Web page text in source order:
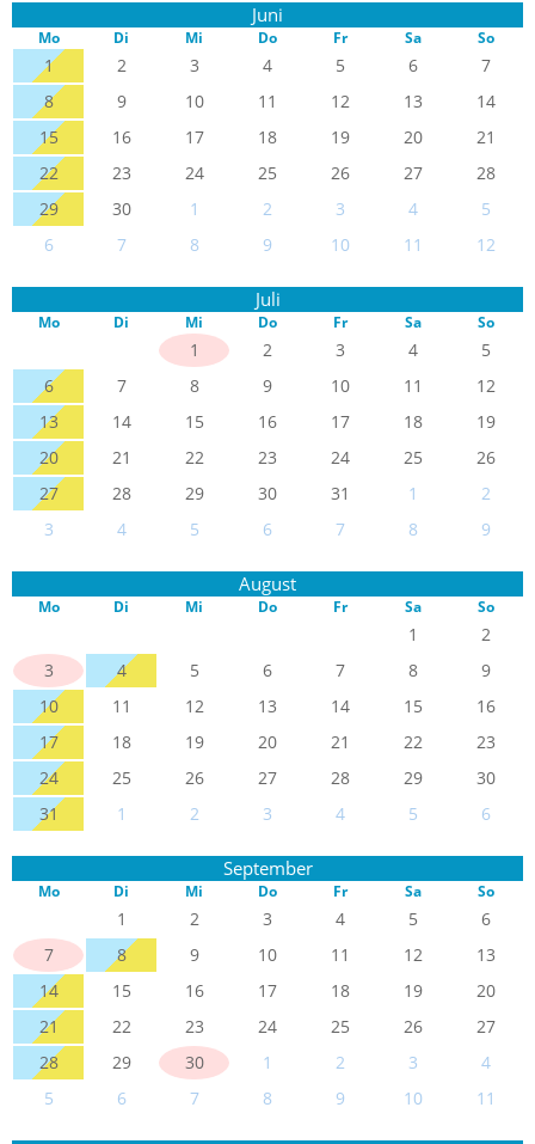
Juni
Mo Di Mi Do Fr Sa So
1 2 3 4 5 6
7
8
9 10 11 12 13
14
15
16 17 18 19 20
21
22
23 24 25 26 27
28
29
30 1 2 3 4
5
6
7 8 9 10 11 12
Juli
Mo Di Mi Do Fr Sa So
1 2 3 4
5
6
7 8 9 10 11
12
13
14 15 16 17 18
19
20
21 22 23 24 25
26
27
28 29 30 31 1
2
3
4 5 6 7 8 9
August
Mo Di Mi Do Fr Sa So
1
2
3
4 5 6 7 8
9
10
11 12 13 14 15
16
17
18 19 20 21 22
23
24
25 26 27 28 29
30
31
1 2 3 4 5 6
September
Mo Di Mi Do Fr Sa So
1 2 3 4 5
6
7
8 9 10 11 12
13
14
15 16 17 18 19
20
21
22 23 24 25 26
27
28
29 30 1 2 3
4
5
6 7 8 9 10 11